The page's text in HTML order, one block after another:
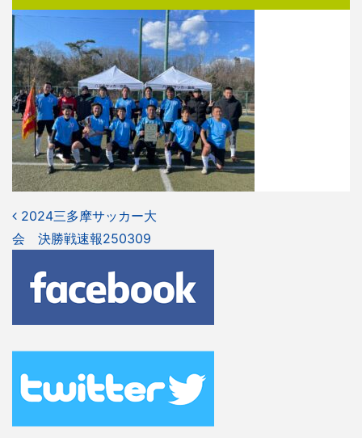
投
稿
ナ
ビ
ゲ
ー
シ
2024三多摩サッカー大
会 決勝戦速報250309